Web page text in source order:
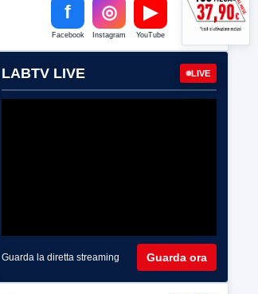
f
Facebook
◎
Instagram
▶
YouTube
LABTV LIVE LIVE
Guarda la diretta streaming Guarda ora